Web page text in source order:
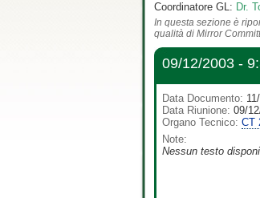
Coordinatore GL: Dr.
In questa sezione è
qualità di Mirror
09/12/2003 -
Data Documento:
Data Riunione: 09/
Organo Tecnico: CT
Note:
Nessun testo